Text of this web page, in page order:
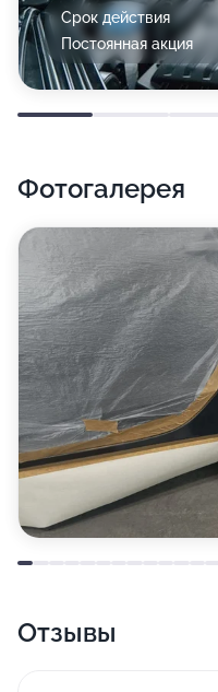
Срок действия
Постоянная акция
Фотогалерея
Отзывы